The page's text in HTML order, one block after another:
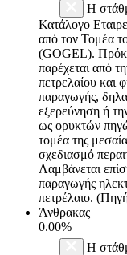
Η
Κατάλογο
από τον Τομέα
(GOGEL).
παρέχεται από
πετρελαίου και
παραγωγής,
εξερεύνηση ή
ως ορυκτών
τομέα της
σχεδιασμό
Λαμβάνεται
παραγωγής
πετρέλαιο.
Άνθρακας
0.00%
Η